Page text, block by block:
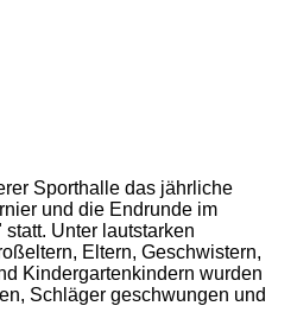
Sporthalle das jährliche
und die Endrunde im
Unter lautstarken
Eltern, Geschwistern,
Kindergartenkindern wurden
Schläger geschwungen und